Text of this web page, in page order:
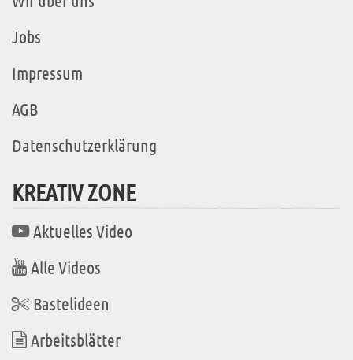
Jobs
Impressum
AGB
Datenschutzerklärung
KREATIV ZONE
Aktuelles Video
Alle Videos
Bastelideen
Arbeitsblätter